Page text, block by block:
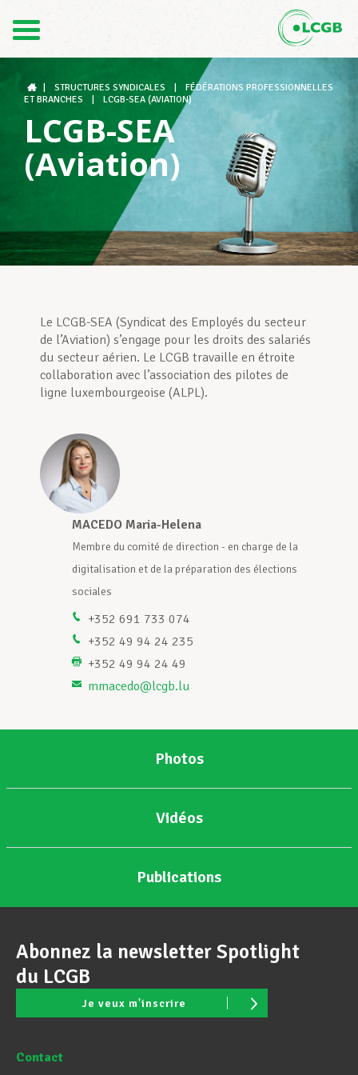
DE
Le LCGB
Structures syndicales
Assistance au Travail
Vos droits
Assistance en vie privée
Développement professionnel
Devenir Membre
Actualités
STRUCTURES SYNDICALES
FÉDÉRATIONS PROFESSIONNELLES
ET BRANCHES
LCGB-SEA (AVIATION)
LCGB-SEA
(Aviation)
Le LCGB-SEA (Syndicat des Employés du secteur
de l’Aviation) s’engage pour les droits des salariés
du secteur aérien. Le LCGB travaille en étroite
collaboration avec l’association des pilotes de
ligne luxembourgeoise (ALPL).
MACEDO Maria-Helena
Membre du comité de direction - en charge de la
digitalisation et de la préparation des élections
sociales
+352 691 733 074
+352 49 94 24 235
+352 49 94 24 49
mmacedo@lcgb.lu
Photos
Vidéos
Publications
Abonnez la newsletter Spotlight
du LCGB
Je veux m'inscrire
Contact